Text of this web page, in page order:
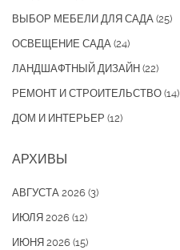
ВЫБОР МЕБЕЛИ ДЛЯ САДА (25)
ОСВЕЩЕНИЕ САДА (24)
ЛАНДШАФТНЫЙ ДИЗАЙН (22)
РЕМОНТ И СТРОИТЕЛЬСТВО (14)
ДОМ И ИНТЕРЬЕР (12)
АРХИВЫ
АВГУСТА 2026 (3)
ИЮЛЯ 2026 (12)
ИЮНЯ 2026 (15)